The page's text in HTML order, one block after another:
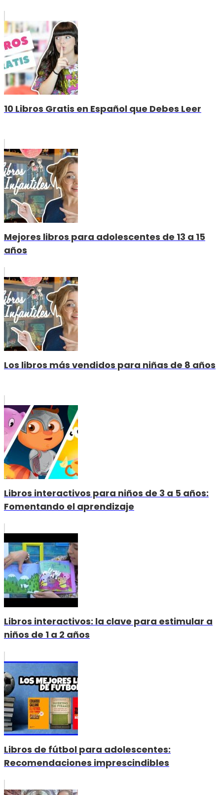
10 Libros Gratis en Español que Debes Leer
Mejores libros para adolescentes de 13 a 15
años
Los libros más vendidos para niñas de 8 años
Libros interactivos para niños de 3 a 5 años:
Fomentando el aprendizaje
Libros interactivos: la clave para estimular a
niños de 1 a 2 años
Libros de fútbol para adolescentes:
Recomendaciones imprescindibles